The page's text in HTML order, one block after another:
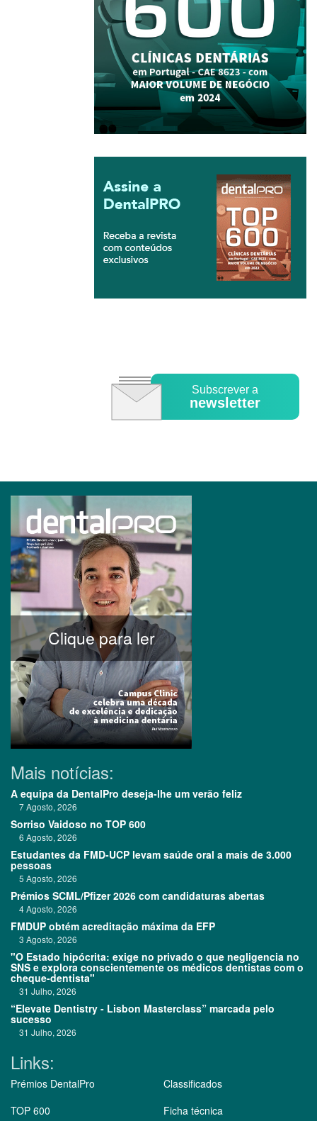
Subscrever a
newsletter
Clique para ler
Mais notícias:
A equipa da DentalPro deseja-lhe um verão feliz
7 Agosto, 2026
Sorriso Vaidoso no TOP 600
6 Agosto, 2026
Estudantes da FMD-UCP levam saúde oral a mais de 3.000
pessoas
5 Agosto, 2026
Prémios SCML/Pfizer 2026 com candidaturas abertas
4 Agosto, 2026
FMDUP obtém acreditação máxima da EFP
3 Agosto, 2026
"O Estado hipócrita: exige no privado o que negligencia no
SNS e explora conscientemente os médicos dentistas com o
cheque-dentista"
31 Julho, 2026
“Elevate Dentistry - Lisbon Masterclass” marcada pelo
sucesso
31 Julho, 2026
Links:
Prémios DentalPro
TOP 600
Classificados
Ficha técnica